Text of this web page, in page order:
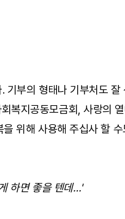
기부의 형태나 기부처도 잘
복지공동모금회, 사랑의
위해 사용해 주십사 할 수
하면 좋을 텐데…'